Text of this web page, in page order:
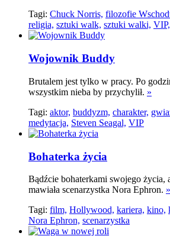
Tagi: Chuck Norris, filozofie
religia, sztuki walk, sztuki walki, VIP,
Wojownik Buddy
Brutalem jest tylko w pracy. Po
wszystkim nieba by przychylił. »
Tagi: aktor, buddyzm, charakter,
medytacja, Steven Seagal, VIP
Bohaterka życia
Bądźcie bohaterkami swojego życia,
mawiała scenarzystka Nora Ephron. »
Tagi: film, Hollywood, kariera, kino,
Nora Ephron, scenarzystka